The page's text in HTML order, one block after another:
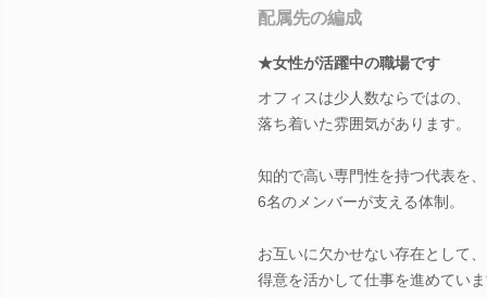
配属先の編成
★女性が活躍中の職場です
オフィスは少人数ならではの、
落ち着いた雰囲気があります。
知的で高い専門性を持つ代表を、
6名のメンバーが支える体制。
お互いに欠かせない存在として、
得意を活かして仕事を進めていま